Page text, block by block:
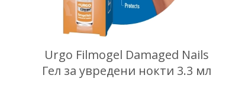
Urgo Filmogel Damaged Nails
Гел за увредени нокти 3.3 мл